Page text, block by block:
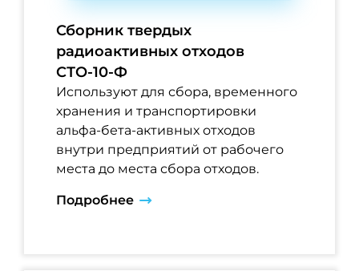
Сборник твердых
радиоактивных отходов
СТО-10-Ф
Используют для сбора, временного
хранения и транспортировки
альфа-бета-активных отходов
внутри предприятий от рабочего
места до места сбора отходов.
Подробнее